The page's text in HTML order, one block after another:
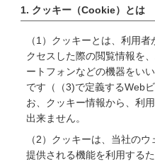
1. クッキー（Cookie）とは
（1）クッキーとは、利用
クセスした際の閲覧情報を
ートフォンなどの機器をい
です（（3)で定義するWeb
お、クッキー情報から、利
出来ません。
（2）クッキーは、当社の
提供される機能を利用する